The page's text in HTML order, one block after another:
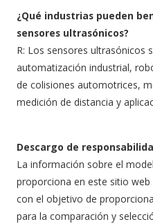
¿Qué industrias pueden
sensores ultrasónicos?
R: Los sensores ultrasónicos
automatización industrial,
de colisiones automotrices,
medición de distancia y
Descargo de
La información sobre el
proporciona en este sitio
con el objetivo de
para la comparación y